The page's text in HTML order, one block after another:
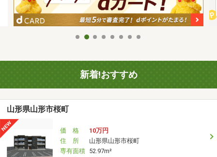
新着!おすすめ
山形県山形市桜町
価 格
10万円
住 所
山形県山形市桜町
専有面積 52.97m²